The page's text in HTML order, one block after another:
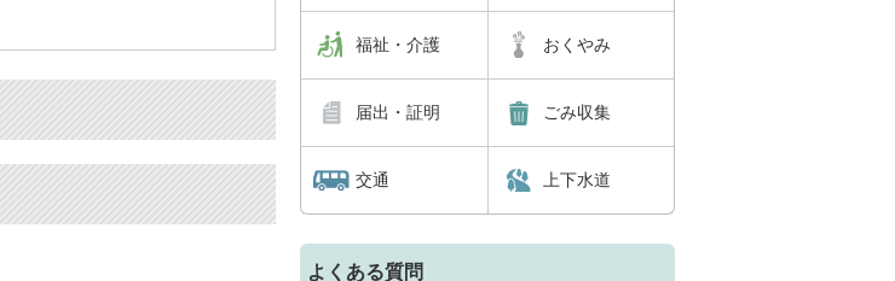
福祉・介護 おくやみ
届出・証明 ごみ収集
交通 上下水道
よくある質問